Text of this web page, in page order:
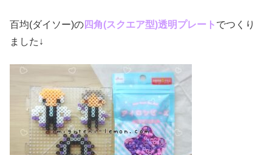
百均(ダイソー)の四角(スクエア型)透明プレート でつくり
ました↓